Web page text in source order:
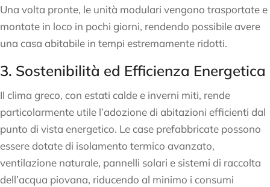
Una volta pronte, le unità modulari vengono trasportate e
montate in loco in pochi giorni, rendendo possibile avere
una casa abitabile in tempi estremamente ridotti.
3. Sostenibilità ed Efficienza Energetica
Il clima greco, con estati calde e inverni miti, rende
particolarmente utile l’adozione di abitazioni efficienti dal
punto di vista energetico. Le case prefabbricate possono
essere dotate di isolamento termico avanzato,
ventilazione naturale, pannelli solari e sistemi di raccolta
dell’acqua piovana, riducendo al minimo i consumi